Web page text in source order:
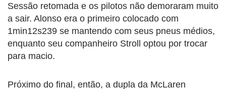
Sessão retomada e os pilotos não demoraram muito
a sair. Alonso era o primeiro colocado com
1min12s239 se mantendo com seus pneus médios,
enquanto seu companheiro Stroll optou por trocar
para macio.
Próximo do final, então, a dupla da McLaren